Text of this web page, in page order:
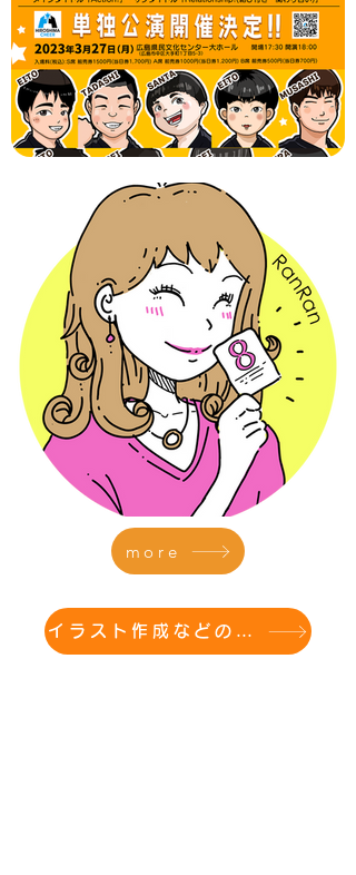
more
イラスト作成などのご依頼に付いての詳細はこちらから